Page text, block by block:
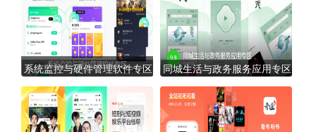
系统监控与硬件管理软件专区 同城生活与政务服务应用专区